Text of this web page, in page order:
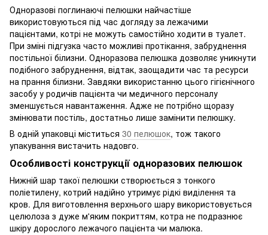
Одноразові поглинаючі пелюшки найчастіше
використовуються під час догляду за лежачими
пацієнтами, котрі не можуть самостійно ходити в туалет.
При зміні підгузка часто можливі протікання, забруднення
постільної білизни. Одноразова пелюшка дозволяє уникнути
подібного забруднення, відтак, заощадити час та ресурси
на прання білизни. Завдяки використанню цього гігієнічного
засобу у родичів пацієнта чи медичного персоналу
зменшується навантаження. Адже не потрібно щоразу
змінювати постіль, достатньо лише замінити пелюшку.
В одній упаковці міститься 30 пелюшок, тож такого
упакування вистачить надовго.
Особливості конструкції одноразових пелюшок
Нижній шар такої пелюшки створюється з тонкого
поліетилену, котрий надійно утримує рідкі виділення та
кров. Для виготовлення верхнього шару використовується
целюлоза з дуже м'яким покриттям, котра не подразнює
шкіру дорослого лежачого пацієнта чи малюка.